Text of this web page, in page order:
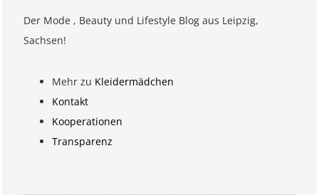
Der Mode , Beauty und Lifestyle Blog aus Leipzig,
Sachsen!
Mehr zu Kleidermädchen
Kontakt
Kooperationen
Transparenz